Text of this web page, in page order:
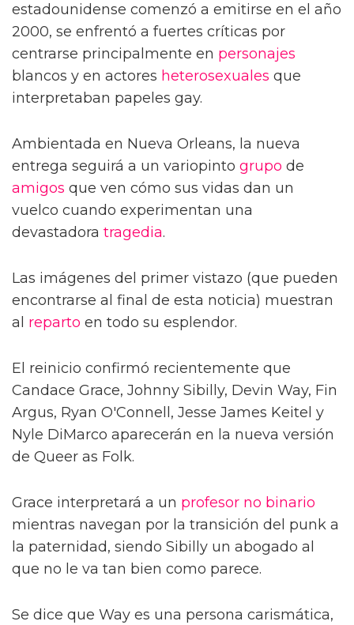
estadounidense comenzó a emitirse en el año
2000, se enfrentó a fuertes críticas por
centrarse principalmente en personajes
blancos y en actores heterosexuales que
interpretaban papeles gay.
Ambientada en Nueva Orleans, la nueva
entrega seguirá a un variopinto grupo de
amigos que ven cómo sus vidas dan un
vuelco cuando experimentan una
devastadora tragedia.
Las imágenes del primer vistazo (que pueden
encontrarse al final de esta noticia) muestran
al reparto en todo su esplendor.
El reinicio confirmó recientemente que
Candace Grace, Johnny Sibilly, Devin Way, Fin
Argus, Ryan O'Connell, Jesse James Keitel y
Nyle DiMarco aparecerán en la nueva versión
de Queer as Folk.
Grace interpretará a un profesor no binario
mientras navegan por la transición del punk a
la paternidad, siendo Sibilly un abogado al
que no le va tan bien como parece.
Se dice que Way es una persona carismática,